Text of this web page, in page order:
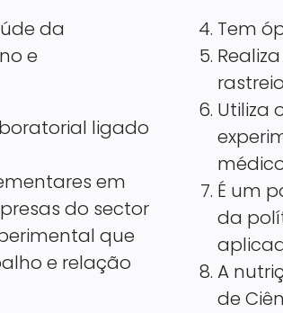
da
e
ligado
em
do sector
que
e relação
Tem
Utiliza
É um
da
A
de